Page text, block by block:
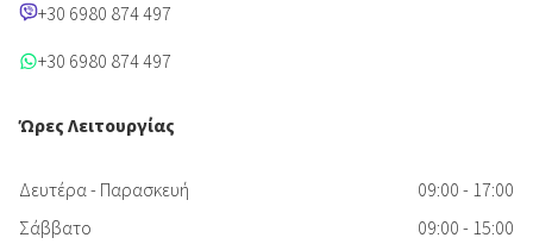
+30 6980 874 497
+30 6980 874 497
Ώρες Λειτουργίας
Δευτέρα - Παρασκευή
09:00 - 17:00
Σάββατο
09:00 - 15:00